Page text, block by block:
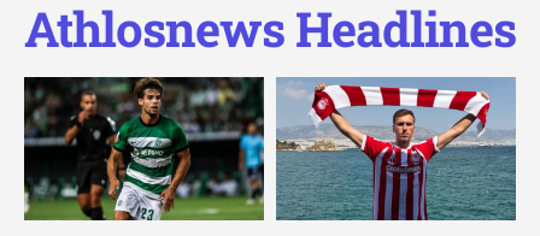
Athlosnews Headlines